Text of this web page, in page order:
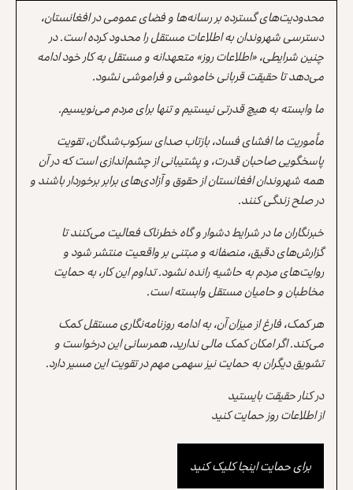
محدودیت‌های گسترده بر رسانه‌ها و فضای عمومی در افغانستان،
دسترسی شهروندان به اطلاعات مستقل را محدود کرده است. در
چنین شرایطی، «اطلاعات روز» متعهدانه و مستقل به کار خود ادامه
می‌دهد تا حقیقت قربانی خاموشی و فراموشی نشود.
ما وابسته به هیچ قدرتی نیستیم و تنها برای مردم می‌نویسیم.
مأموریت ما افشای فساد، بازتاب صدای سرکوب‌شدگان، تقویت
پاسخگویی صاحبان قدرت، و پشتیبانی از چشم‌اندازی است که در آن
همه شهروندان افغانستان از حقوق و آزادی‌های برابر برخوردار باشند و
در صلح زندگی کنند.
خبرنگاران ما در شرایط دشوار و گاه خطرناک فعالیت می‌کنند تا
گزارش‌های دقیق، منصفانه و مبتنی بر واقعیت منتشر شود و
روایت‌های مردم به حاشیه رانده نشود. تداوم این کار، به حمایت
مخاطبان و حامیان مستقل وابسته است.
هر کمک، فارغ از میزان آن، به ادامه روزنامه‌نگاری مستقل کمک
می‌کند. اگر امکان کمک مالی ندارید، همرسانی این درخواست و
تشویق دیگران به حمایت نیز سهمی مهم در تقویت این مسیر دارد.
در کنار حقیقت بایستید
از اطلاعات روز حمایت کنید
برای حمایت اینجا کلیک کنید